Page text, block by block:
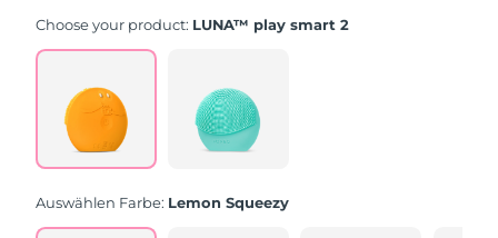
Bewertung.
232
Link
derselben
Seite.
Choose your product: LUNA™ play smart 2
Auswählen Farbe: Lemon Squeezy